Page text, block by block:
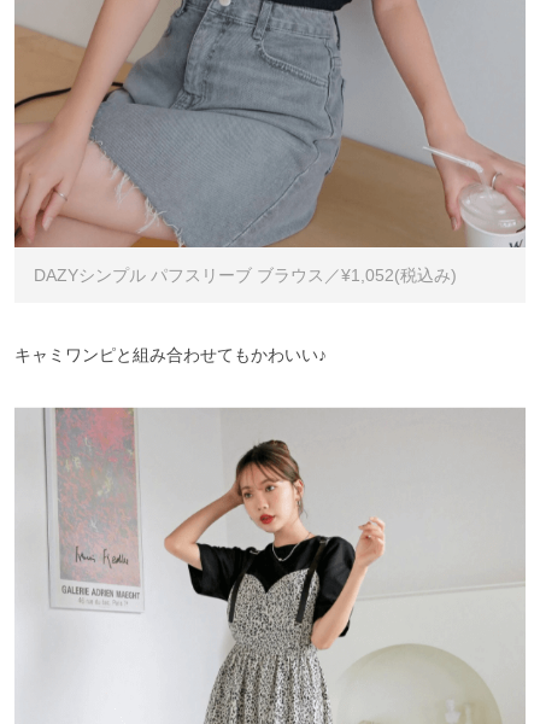
DAZYシンプル パフスリーブ ブラウス／¥1,052(税込み)
キャミワンピと組み合わせてもかわいい♪